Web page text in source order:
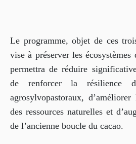
Le programme, objet de ces
vise à préserver les
permettra de réduire
de renforcer la résilience
agrosylvopastoraux,
des ressources naturelles et
de l’ancienne boucle du cacao.